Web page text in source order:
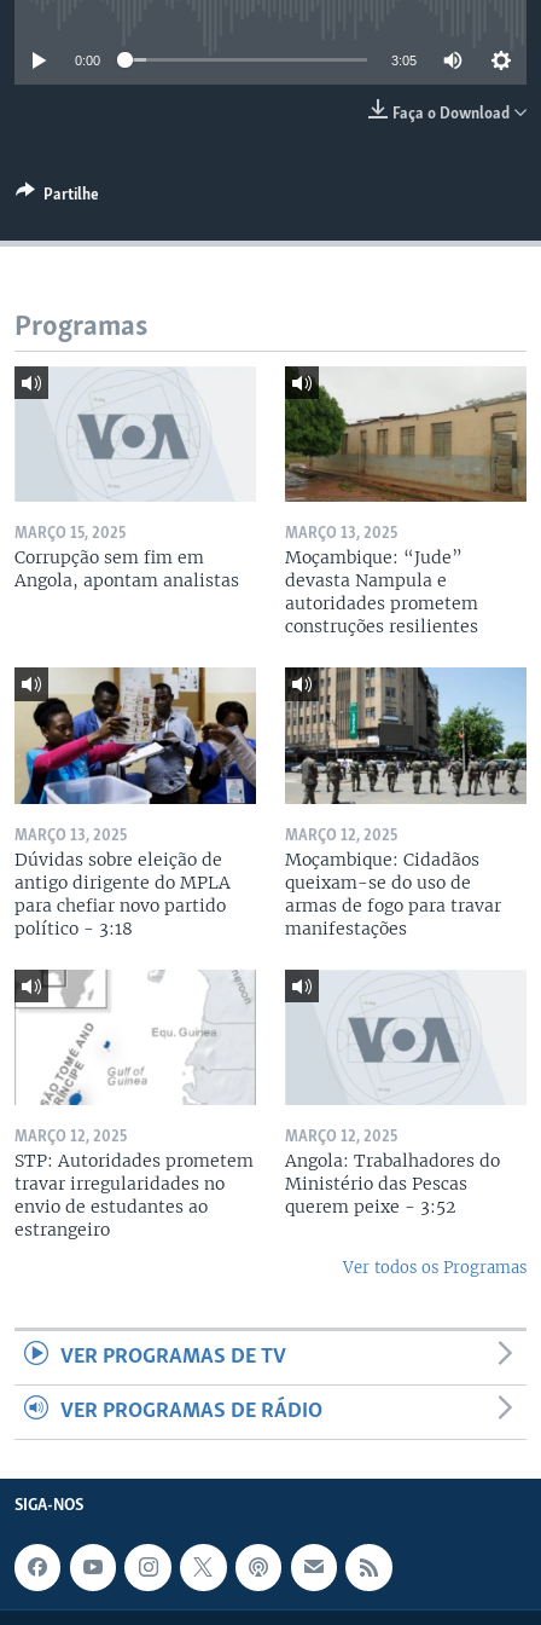
0:00 3:05
Faça o Download
Partilhe
Programas
MARÇO 15, 2025
Corrupção sem fim em
Angola, apontam analistas
MARÇO 13, 2025
Moçambique: “Jude”
devasta Nampula e
autoridades prometem
construções resilientes
MARÇO 13, 2025
Dúvidas sobre eleição de
antigo dirigente do MPLA
para chefiar novo partido
político - 3:18
MARÇO 12, 2025
Moçambique: Cidadãos
queixam-se do uso de
armas de fogo para travar
manifestações
MARÇO 12, 2025
STP: Autoridades prometem
travar irregularidades no
envio de estudantes ao
estrangeiro
MARÇO 12, 2025
Angola: Trabalhadores do
Ministério das Pescas
querem peixe - 3:52
Ver todos os Programas
VER PROGRAMAS DE TV
VER PROGRAMAS DE RÁDIO
SIGA-NOS